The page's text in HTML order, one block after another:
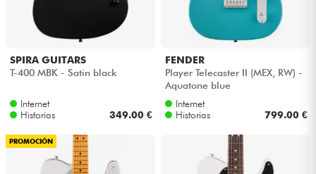
SPIRA GUITARS
T-400 MBK - Satin black
Internet
Historias
349.00 €
FENDER
Player Telecaster II (MEX, RW) -
Aquatone blue
Internet
Historias
799.00 €
PROMOCIÓN